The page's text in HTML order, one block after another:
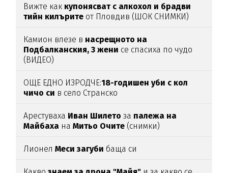
Вижте как купонясват с алкохол и брадви
тийн килърите от Пловдив (ШОК СНИМКИ)
Камион влезе в насрещното на
Подбалканския, 3 жени се спасиха по чудо
(ВИДЕО)
ОЩЕ ЕДНО ИЗРОДЧЕ:18-годишен уби с кол
чичо си в село Странско
Арестуваха Иван Шилетоза палежа на
Майбаха наМитьо Очите (снимки)
Лионел Меси загуби баща си